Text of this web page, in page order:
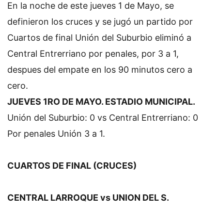
En la noche de este jueves 1 de Mayo, se
definieron los cruces y se jugó un partido por
Cuartos de final Unión del Suburbio eliminó a
Central Entrerriano por penales, por 3 a 1,
despues del empate en los 90 minutos cero a
cero.
JUEVES 1RO DE MAYO. ESTADIO MUNICIPAL.
Unión del Suburbio: 0 vs Central Entrerriano: 0
Por penales Unión 3 a 1.
CUARTOS DE FINAL (CRUCES)
CENTRAL LARROQUE vs UNION DEL S.